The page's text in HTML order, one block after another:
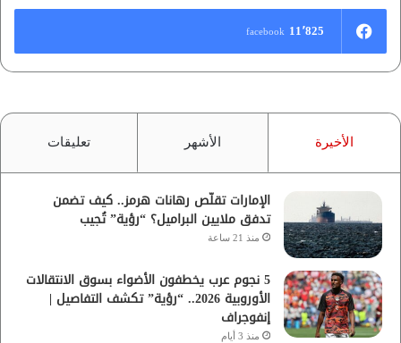
11٬825 facebook
الأخيرة الأشهر تعليقات
الإمارات تقلّص رهانات هرمز.. كيف تضمن
تدفق ملايين البراميل؟ “رؤية” تُجيب
منذ 21 ساعة
5 نجوم عرب يخطفون الأضواء بسوق الانتقالات
الأوروبية 2026.. “رؤية” تكشف التفاصيل |
إنفوجراف
منذ 3 أيام